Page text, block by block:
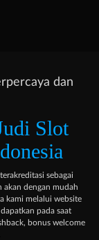
dan
Slot
sebagai
akan dengan mudah
kami melalui website
pada saat
bonus welcome